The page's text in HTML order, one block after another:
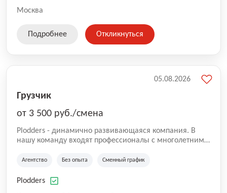
Москва
Подробнее Откликнуться
Грузчик
от 3 500 руб./смена
Plodders - динамично развивающаяся компания. В
нашу команду входят профессионалы с многолетним
на рынке аутсорсинга, а накопленный опыт позволяют
оказываемых услуг.
Агентство Без опыта Сменный график
Plodders
05.08.2026